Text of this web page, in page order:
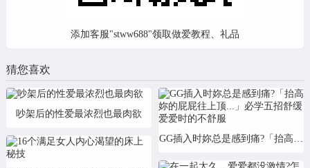
添加客服"stww688"领取做爱教程、礼品
猜您喜欢
吵架后的性爱最浓烈也最肉欲
GG插入时妳总是感到痛?「抬高妳